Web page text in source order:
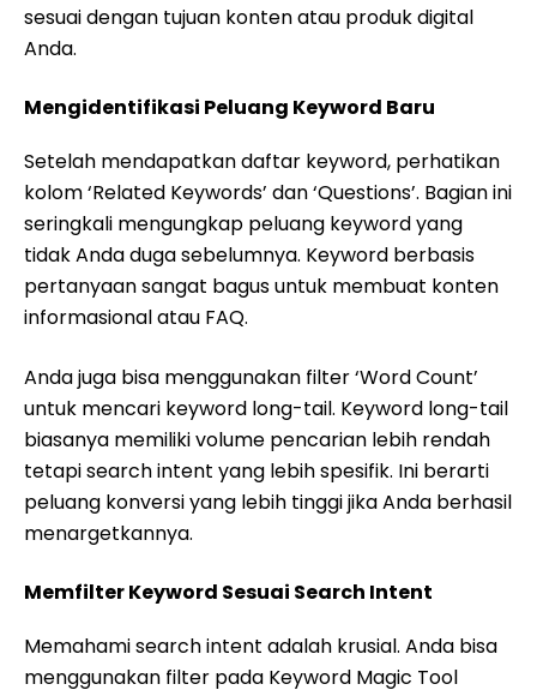
sesuai dengan tujuan konten atau produk digital
Anda.
Mengidentifikasi Peluang Keyword Baru
Setelah mendapatkan daftar keyword, perhatikan
kolom ‘Related Keywords’ dan ‘Questions’. Bagian ini
seringkali mengungkap peluang keyword yang
tidak Anda duga sebelumnya. Keyword berbasis
pertanyaan sangat bagus untuk membuat konten
informasional atau FAQ.
Anda juga bisa menggunakan filter ‘Word Count’
untuk mencari keyword long-tail. Keyword long-tail
biasanya memiliki volume pencarian lebih rendah
tetapi search intent yang lebih spesifik. Ini berarti
peluang konversi yang lebih tinggi jika Anda berhasil
menargetkannya.
Memfilter Keyword Sesuai Search Intent
Memahami search intent adalah krusial. Anda bisa
menggunakan filter pada Keyword Magic Tool